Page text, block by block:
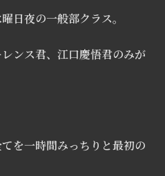
日夜の一般部クラス。
ンス君、江口慶悟君のみが
を一時間みっちりと最初の